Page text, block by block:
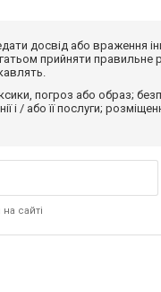
досвід або
прийняти правильне
погроз або образ;
і / або її послуги;
сайті